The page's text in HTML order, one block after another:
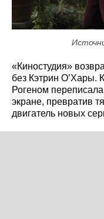
«Киностудия»
без Кэтрин О’Хары.
Рогеном
экране, превратив
двигатель новых